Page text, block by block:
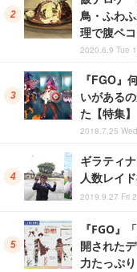
鳥・ふわ
理で腹ペコ
2020.6.9 Tue
『FGO』
いがある
た【特集】
2018.7.25
ギラティ
人数レイ
2019.9.27 Fri
『FGO』
開された
力たっぷり